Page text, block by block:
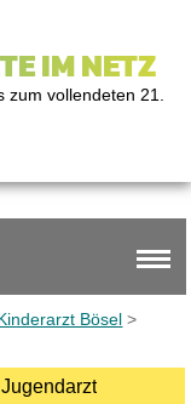
IM NETZ
vollendeten 21.
Bösel >